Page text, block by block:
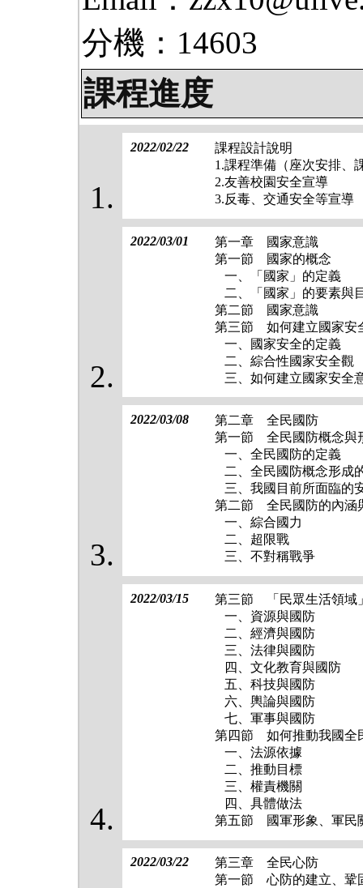
分機：14603
課程進度
2022/02/22
課程設計說明
1.課程準備（座次安排、
2.友善校園安全宣導
3.反毒、交通安全等宣導
2022/03/01
第一章 國家意識
第一節 國家的概念
一、「國家」的定義
二、「國家」的要素與
第二節 國家意識
第三節 如何建立國家安
一、國家安全的定義
二、綜合性國家安全觀
三、如何建立國家安全
2022/03/08
第二章 全民國防
第一節 全民國防概念與
一、全民國防的定義
二、全民國防概念形成
三、我國目前所面臨的
第二節 全民國防的內涵
一、綜合國力
二、超限戰
三、不對稱戰爭
2022/03/15
第三節 「民眾生活領域
一、資源與國防
二、經濟與國防
三、法律與國防
四、文化教育與國防
五、科技與國防
六、輿論與國防
七、軍事與國防
第四節 如何推動我國全
一、法源依據
二、推動目標
三、權責機關
四、具體做法
第五節 國軍形象、軍民
2022/03/22
第三章 全民心防
第一節 心防的建立、鞏